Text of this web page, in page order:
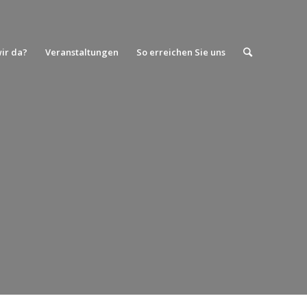
da? Veranstaltungen So erreichen Sie uns